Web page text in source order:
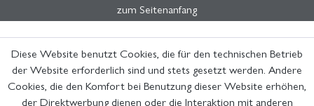
zum Seitenanfang
Diese Website benutzt Cookies, die für den technischen Betrieb
der Website erforderlich sind und stets gesetzt werden. Andere
Cookies, die den Komfort bei Benutzung dieser Website erhöhen,
der Direktwerbung dienen oder die Interaktion mit anderen